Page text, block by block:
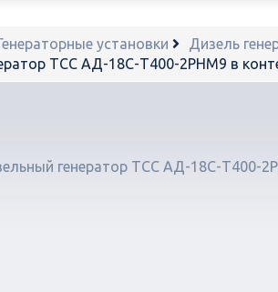
установки Дизель
ТСС АД-18С-Т400-2РНМ9 в